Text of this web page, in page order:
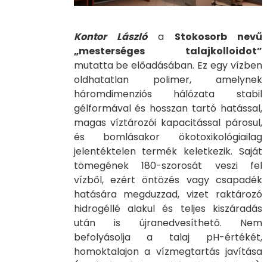
Kontor Lászlóa Stokosorb nevű
„mesterséges talajkolloidot”
mutatta be előadásában. Ez egy vízben
oldhatatlan polimer, amelynek
háromdimenziós hálózata stabil
gélformával és hosszan tartó hatással,
magas víztározói kapacitással párosul,
és bomlásakor ökotoxikológiailag
jelentéktelen termék keletkezik. Saját
tömegének 180-szorosát veszi fel
vízből, ezért öntözés vagy csapadék
hatására megduzzad, vizet raktározó
hidrogéllé alakul és teljes kiszáradás
után is újranedvesíthető. Nem
befolyásolja a talaj pH-értékét,
homoktalajon a vízmegtartás javítása